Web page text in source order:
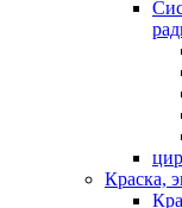
Краска,